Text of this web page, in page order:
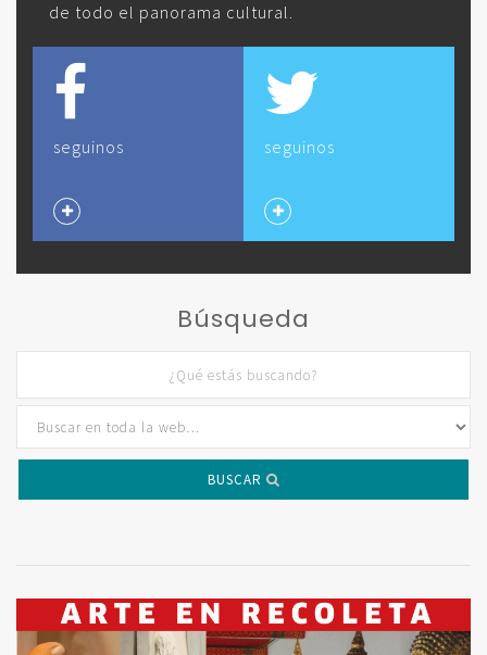
de todo el panorama cultural.
seguinos seguinos
Búsqueda
BUSCAR